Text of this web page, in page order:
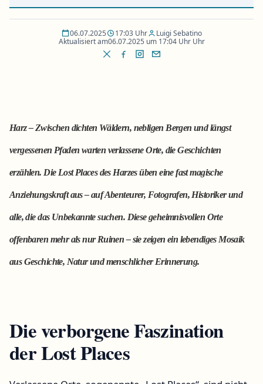
06.07.2025 17:03 Uhr
Luigi Sebatino
Aktualisiert am06.07.2025 um 17:04 Uhr Uhr
Harz – Zwischen dichten Wäldern, nebligen Bergen und längst
vergessenen Pfaden warten verlassene Orte, die Geschichten
erzählen. Die Lost Places des Harzes üben eine fast magische
Anziehungskraft aus – auf Abenteurer, Fotografen, Historiker und
alle, die das Unbekannte suchen. Diese geheimnisvollen Orte
offenbaren mehr als nur Ruinen – sie zeigen ein lebendiges Mosaik
aus Geschichte, Natur und menschlicher Erinnerung.
Die verborgene Faszination
der Lost Places